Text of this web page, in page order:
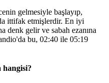
gelmesiyle başlayıp,
ittifak etmişlerdir. En iyi
denk gelir ve sabah ezanına
bu, 02:40 ile 05:19
hangisi?